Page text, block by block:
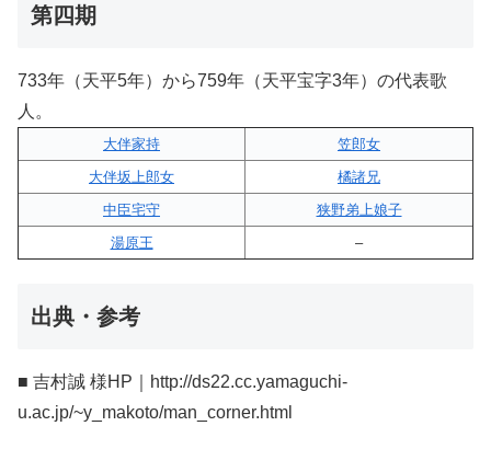
第四期
733年（天平5年）から759年（天平宝字3年）の代表歌
人。
大伴家持
笠郎女
大伴坂上郎女
橘諸兄
中臣宅守
狭野弟上娘子
湯原王
–
出典・参考
■ 吉村誠 様HP｜http://ds22.cc.yamaguchi-
u.ac.jp/~y_makoto/man_corner.html